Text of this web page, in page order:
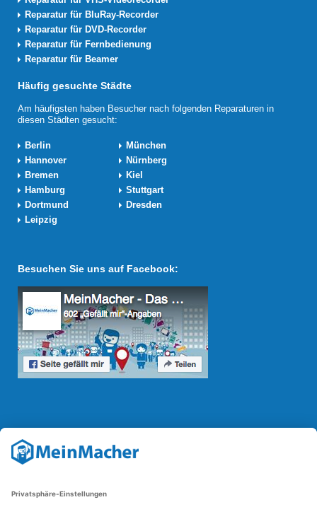
Reparatur für BluRay-Recorder
Reparatur für DVD-Recorder
Reparatur für Fernbedienung
Reparatur für Beamer
Häufig gesuchte Städte
Am häufigsten haben Besucher nach folgenden Reparaturen in
diesen Städten gesucht:
Berlin
München
Hannover
Nürnberg
Bremen
Kiel
Hamburg
Stuttgart
Dortmund
Dresden
Leipzig
Besuchen Sie uns auf Facebook:
Reparatur Revolution
Mit derReparatur-Revolution
Reparaturbedingungen in Deutschland: Für Produkte, die sich gut
reparierenden Betriebe und des Reparatur-Know-hows in
Deutschland.